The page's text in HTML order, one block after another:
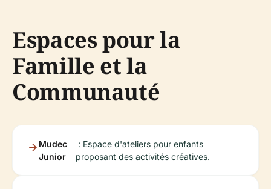
Espaces pour la
Famille et la
Communauté
Mudec
Junior
: Espace d'ateliers pour enfants
proposant des activités créatives.